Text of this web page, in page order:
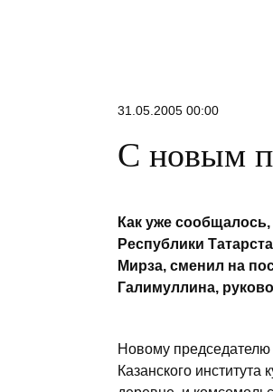
31.05.2005 00:00
С новым
Как уже
Республики
Мирза, сменил на
Галимуллина,
Новому председателю
Казанского